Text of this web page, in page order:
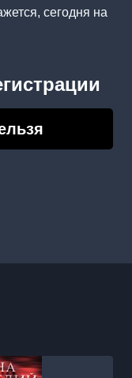
сегодня на